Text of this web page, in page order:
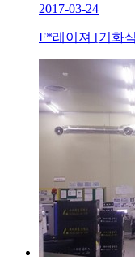
2017-03-24
F*레이져 [기화